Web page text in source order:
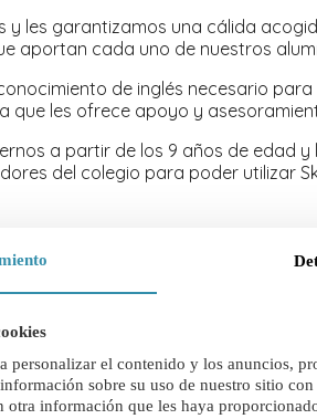
les garantizamos una cálida
aportan cada uno de nuestros
de inglés necesario
que les ofrece apoyo y
a partir de los 9 años de
del colegio para poder utilizar
personalizar el contenido y los anuncios,
sobre su uso de nuestro sitio
otra información que les haya